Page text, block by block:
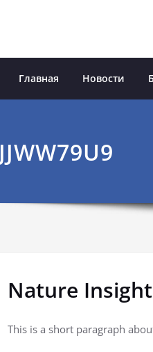
Главная Новости
JJWW79U9
Nature
This is a short paragraph